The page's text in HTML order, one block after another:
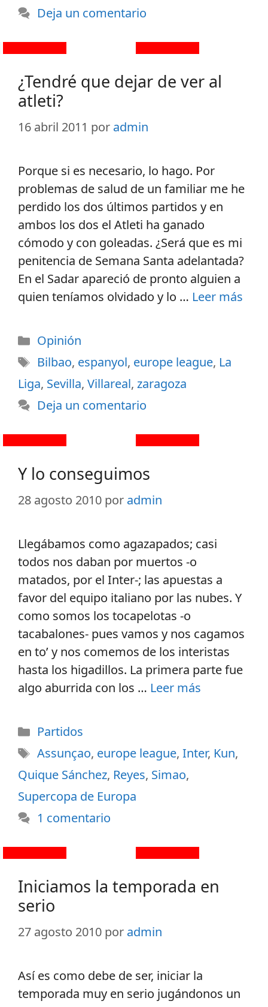
Deja un comentario
¿Tendré que dejar de ver al
atleti?
16 abril 2011 por admin
Porque si es necesario, lo hago. Por
problemas de salud de un familiar me he
perdido los dos últimos partidos y en
ambos los dos el Atleti ha ganado
cómodo y con goleadas. ¿Será que es mi
penitencia de Semana Santa adelantada?
En el Sadar apareció de pronto alguien a
quien teníamos olvidado y lo … Leer más
Opinión
Bilbao, espanyol, europe league, La
Liga, Sevilla, Villareal, zaragoza
Deja un comentario
Y lo conseguimos
28 agosto 2010 por admin
Llegábamos como agazapados; casi
todos nos daban por muertos -o
matados, por el Inter-; las apuestas a
favor del equipo italiano por las nubes. Y
como somos los tocapelotas -o
tacabalones- pues vamos y nos cagamos
en to’ y nos comemos de los interistas
hasta los higadillos. La primera parte fue
algo aburrida con los … Leer más
Partidos
Assunçao, europe league, Inter, Kun,
Quique Sánchez, Reyes, Simao,
Supercopa de Europa
1 comentario
Iniciamos la temporada en
serio
27 agosto 2010 por admin
Así es como debe de ser, iniciar la
temporada muy en serio jugándonos un